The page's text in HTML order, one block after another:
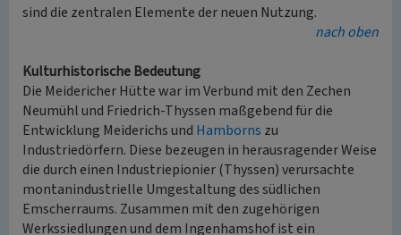
sind die zentralen Elemente der neuen Nutzung.
nach oben
Kulturhistorische Bedeutung
Die Meidericher Hütte war im Verbund mit den Zechen
Neumühl und Friedrich-Thyssen maßgebend für die
Entwicklung Meiderichs und Hamborns zu
Industriedörfern. Diese bezeugen in herausragender Weise
die durch einen Industriepionier (Thyssen) verursachte
montanindustrielle Umgestaltung des südlichen
Emscherraums. Zusammen mit den zugehörigen
Werkssiedlungen und dem Ingenhamshof ist ein